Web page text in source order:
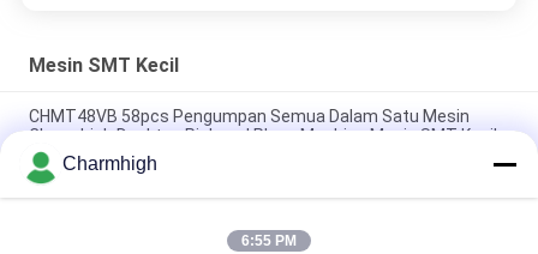
Mesin SMT Kecil
CHMT48VB 58pcs Pengumpan Semua Dalam Satu Mesin
Charmhigh Desktop Pick and Place Machine Mesin SMT Kecil
Charmhigh 7 Model Desktop Mesin Pilih Dan Tempat SMT
SMD, mesin maching PCB kecil
Charmhigh
6:55 PM